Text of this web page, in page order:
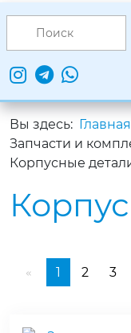
Вы здесь: Главная
Запчасти и
Корпусные
« 1 2 3